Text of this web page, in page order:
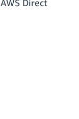
AWS Direct